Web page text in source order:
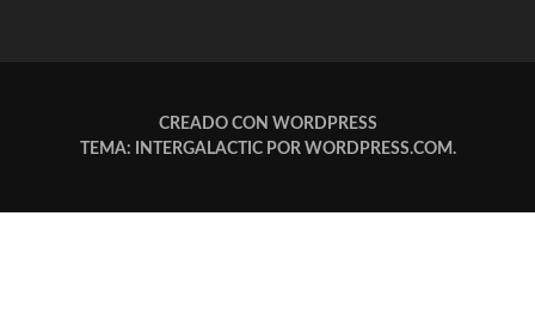
CREADO CON WORDPRESS
TEMA: INTERGALACTIC POR WORDPRESS.COM.